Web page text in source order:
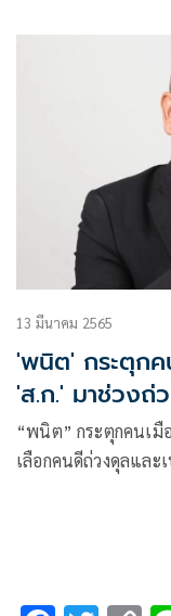
13 มีนาคม 2565
'พนิต' กระตุกค
'ส.ก.' มาช่วงถ่
“พนิต” กระตุกคนเมื
เลือกคนดีถ่วงดุลแล